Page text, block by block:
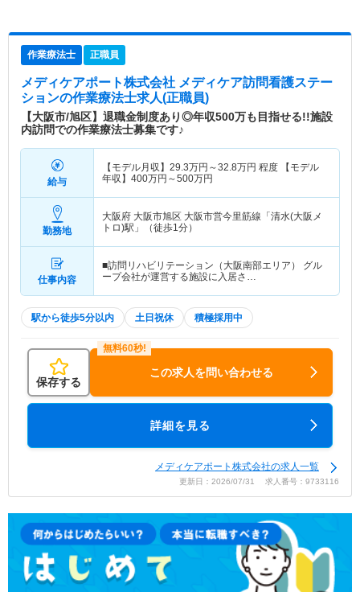
作業療法士 正職員
メディケアポート株式会社 メディケア訪問看護ステー
ションの作業療法士求人(正職員)
【大阪市/旭区】退職金制度あり◎年収500万も目指せる!!施設
内訪問での作業療法士募集です♪
給与
【モデル月収】 29.3万円～32.8万円 程度 【モデル
年収】 400万円～500万円
勤務地
大阪府 大阪市旭区 大阪市営今里筋線「清水(大阪メ
トロ)駅」（徒歩1分）
仕事内容
■訪問リハビリテーション（大阪南部エリア） グル
ープ会社が運営する施設に入居さ…
駅から徒歩5分以内 土日祝休 積極採用中
保存する
この求人を問い合わせる
詳細を見る
メディケアポート株式会社の求人一覧
更新日：2026/07/31 求人番号：9733116